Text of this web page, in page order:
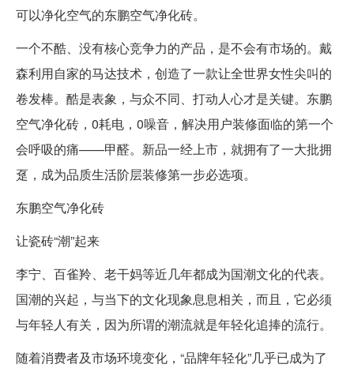
可以净化空气的东鹏空气净化砖。
一个不酷、没有核心竞争力的产品，是不会有市场的。戴
森利用自家的马达技术，创造了一款让全世界女性尖叫的
卷发棒。酷是表象，与众不同、打动人心才是关键。东鹏
空气净化砖，0耗电，0噪音，解决用户装修面临的第一个
会呼吸的痛——甲醛。新品一经上市，就拥有了一大批拥
趸，成为品质生活阶层装修第一步必选项。
东鹏空气净化砖
让瓷砖“潮”起来
李宁、百雀羚、老干妈等近几年都成为国潮文化的代表。
国潮的兴起，与当下的文化现象息息相关，而且，它必须
与年轻人有关，因为所谓的潮流就是年轻化追捧的流行。
随着消费者及市场环境变化，“品牌年轻化”几乎已成为了